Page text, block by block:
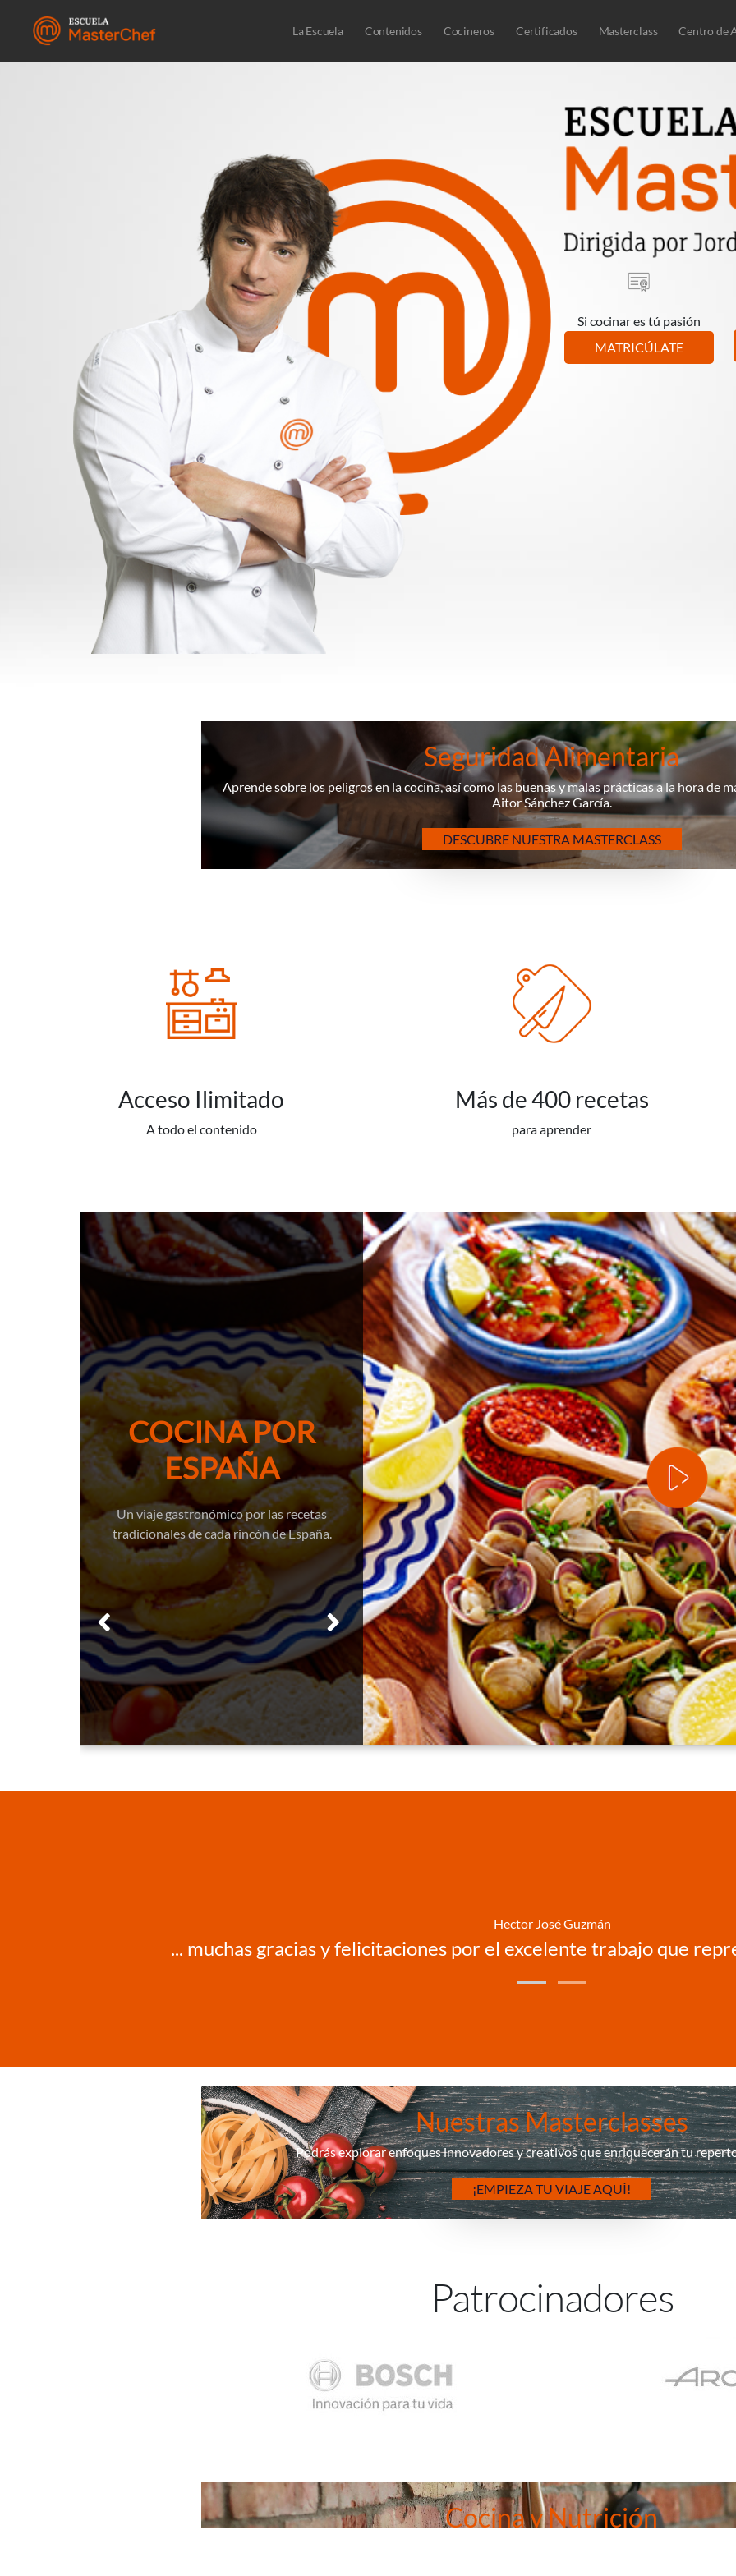
La Escuela Contenidos Cocineros Certificados Masterclass Centro de
Si cocinar es tú pasión
MATRICÚLATE
Seguridad Alimentaria
Aprende sobre los peligros en la cocina, así como las buenas y malas prácticas a la hora de
Aitor Sánchez García.
DESCUBRE NUESTRA MASTERCLASS
Acceso Ilimitado
A todo el contenido
Más de 400 recetas
para aprender
COCINA POR
ESPAÑA
Un viaje gastronómico por las recetas
tradicionales de cada rincón de España.
Hector José Guzmán
... muchas gracias y felicitaciones por el excelente trabajo que
Nuestras Masterclasses
Podrás explorar enfoques innovadores y creativos que enriquecerán tu
¡EMPIEZA TU VIAJE AQUÍ!
Patrocinadores
Cocina y Nutrición